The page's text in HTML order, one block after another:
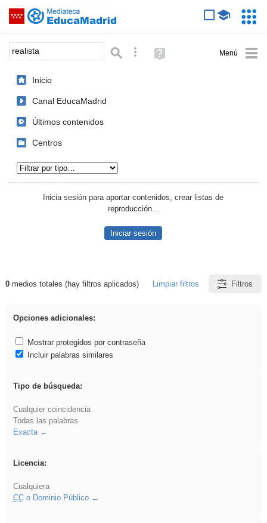
Saltar navegación
Palabra o frase: Búsqueda avanzada
Ayuda
(en
Inicio
Canal EducaMadrid
Últimos contenidos
Centros
Inicia sesión para aportar contenidos, crear listas de
reproducción...
Iniciar sesión
Resultados de: realista
0medios totales (hay filtros aplicados) Limpiar filtros Filtros
Opciones adicionales:
Mostrar protegidos por contraseña
Incluir palabras similares
Tipo de búsqueda:
Cualquier coincidencia
Todas las palabras
Exacta
Licencia:
Cualquiera
CCo Dominio Público